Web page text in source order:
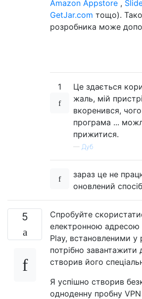
Amazon Appstore ,
GetJar.com тощо).
розробника може
1
Це здається
жаль, мій
вкоренився,
програма ...
прижитися.
— Дуб
зараз це не
оновлений
5
Спробуйте
електронною адресою
Play, встановленими у
потрібно завантажити
створив його
Я успішно створив
одноденну пробну